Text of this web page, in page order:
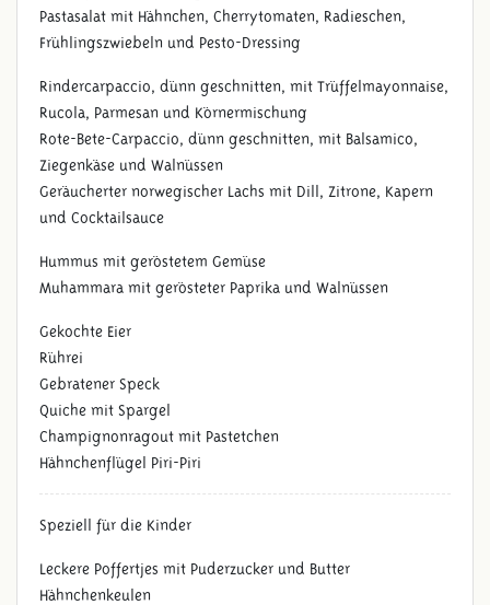
Pastasalat mit Hähnchen, Cherrytomaten, Radieschen,
Frühlingszwiebeln und Pesto-Dressing
Rindercarpaccio, dünn geschnitten, mit Trüffelmayonnaise,
Rucola, Parmesan und Körnermischung
Rote-Bete-Carpaccio, dünn geschnitten, mit Balsamico,
Ziegenkäse und Walnüssen
Geräucherter norwegischer Lachs mit Dill, Zitrone, Kapern
und Cocktailsauce
Hummus mit geröstetem Gemüse
Muhammara mit gerösteter Paprika und Walnüssen
Gekochte Eier
Rührei
Gebratener Speck
Quiche mit Spargel
Champignonragout mit Pastetchen
Hähnchenflügel Piri-Piri
Speziell für die Kinder
Leckere Poffertjes mit Puderzucker und Butter
Hähnchenkeulen